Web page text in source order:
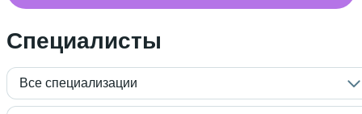
Специалисты
Все специализации